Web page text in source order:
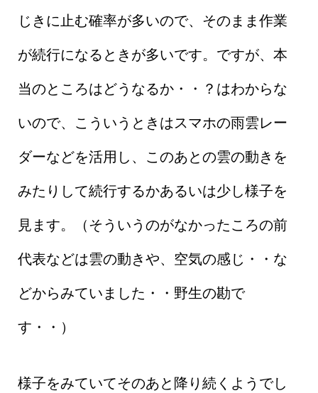
じきに止む確率が多いので、そのまま作業
が続行になるときが多いです。ですが、本
当のところはどうなるか・・？はわからな
いので、こういうときはスマホの雨雲レー
ダーなどを活用し、このあとの雲の動きを
みたりして続行するかあるいは少し様子を
見ます。（そういうのがなかったころの前
代表などは雲の動きや、空気の感じ・・な
どからみていました・・野生の勘で
す・・）
様子をみていてそのあと降り続くようでし